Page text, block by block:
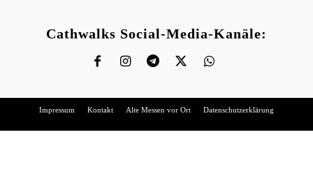
Cathwalks Social-Media-Kanäle:
Impressum Kontakt Alte Messen vor Ort Datenschutzerklärung